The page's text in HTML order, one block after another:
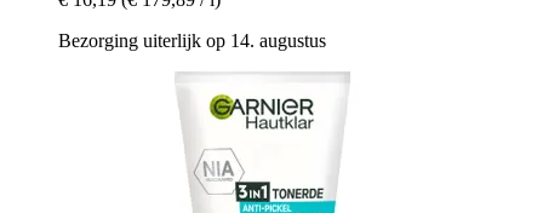
Bezorging uiterlijk op 14. augustus